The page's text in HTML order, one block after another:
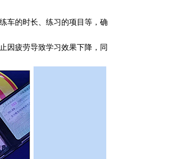
车的时长、练习的项目等，确
因疲劳导致学习效果下降，同